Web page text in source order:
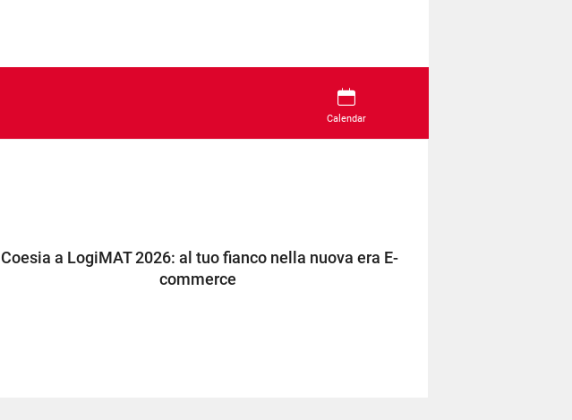
Calendar
Coesia a LogiMAT 2026: al tuo fianco nella nuova era E-
commerce